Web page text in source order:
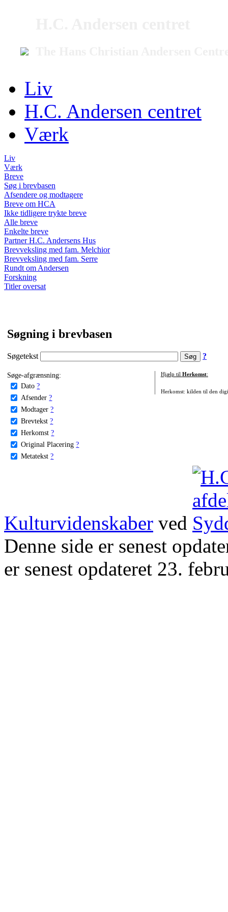
Liv
H.C. Andersen centret
Værk
Liv
Værk
Breve
Søg i brevbasen
Afsendere og modtagere
Breve om HCA
Ikke tidligere trykte breve
Alle breve
Enkelte breve
Partner H.C. Andersens Hus
Brevveksling med fam. Melchior
Brevveksling med fam. Serre
Rundt om Andersen
Forskning
Titler oversat
Søgning i brevbasen
Søgetekst ?
Søge-afgrænsning:
Dato ?
Afsender ?
Modtager ?
Brevtekst ?
Herkomst ?
Original Placering ?
Metatekst ?
Hjælp til Herkomst:
Herkomst: kilden til den
Kulturvidenskaber ved
Denne side er senest
er senest opdateret 23.